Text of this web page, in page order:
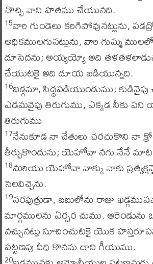
చొచ్చి వాని హతము చేయునది.
15వారి గుండెలు కరిగిపోవునట్లును,
అధికములగునట్లును, వారి గుమ్మ
దూసెదను; అయ్యయ్యో అది
చేయుటకై అది దూయ బడియున్నది.
16ఖడ్గమా, సిద్ధపడియుండుము;
ఎడమవైపు తిరుగుము, ఎక్కడ నీకు
తిరుగుము
17నేనుకూడ నా చేతులు చరచుకొని నా
తీర్చుకొందును; యెహోవా నగు నేనే మాట
18మరియు యెహోవా వాక్కు నాకు
సెలవిచ్చెను.
19నరపుత్రుడా, బబులోను రాజు
మార్గములను ఏర్పర చుము.
వచ్చునట్లు సూచించుటకై యొక
పట్టణపు వీధి కొనను దాని గీయుము.
20